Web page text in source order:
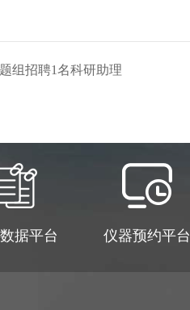
组招聘1名科研助理
据平台 仪器预约平台